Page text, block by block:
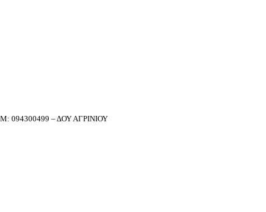
– ΔΟΥ ΑΓΡΙΝΙΟΥ